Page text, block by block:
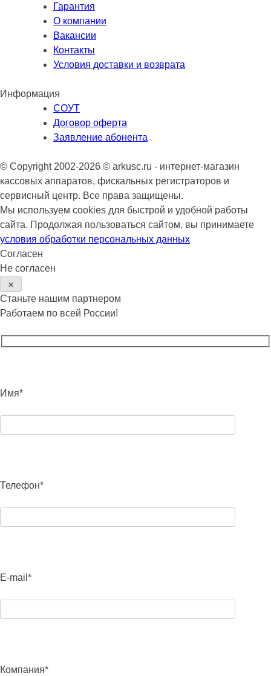
Гарантия
О компании
Вакансии
Контакты
Условия доставки и возврата
Информация
СОУТ
Договор оферта
Заявление абонента
© Copyright 2002-2026 © arkusc.ru - интернет-магазин
кассовых аппаратов, фискальных регистраторов и
сервисный центр. Все права защищены.
Мы используем cookies для быстрой и удобной работы
сайта. Продолжая пользоваться сайтом, вы принимаете
условия обработки персональных данных
Согласен
Не согласен
✕
Станьте нашим партнером
Работаем по всей России!
Имя*
Телефон*
E-mail*
Компания*